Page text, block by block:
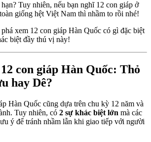
Tuy nhiên, nếu bạn nghĩ 12 con giáp ở
giống hệt Việt Nam thì nhầm to rồi nhé!
xem 12 con giáp Hàn Quốc có gì đặc biệt
biệt đầy thú vị này!
con giáp Hàn Quốc: Thỏ
hay Dê?
Hàn Quốc cũng dựa trên chu kỳ 12 năm và
Tuy nhiên, có 2 sự khác biệt lớn mà các
ý để tránh nhầm lẫn khi giao tiếp với người